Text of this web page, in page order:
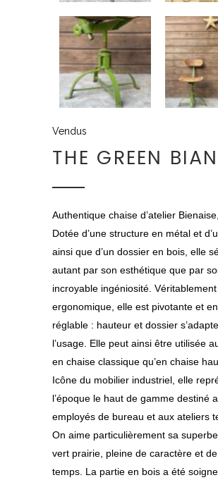
Vendus
THE GREEN
Authentique chaise d’atelier Bienaise
Dotée d’une structure en métal et
ainsi que d’un dossier en bois, elle
autant par son esthétique que par
incroyable ingéniosité. Véritablement
ergonomique, elle est pivotante et
réglable : hauteur et dossier
l’usage. Elle peut ainsi être utilisée
en chaise classique qu’en chaise
Icône du mobilier industriel, elle
l’époque le haut de gamme destiné
employés de bureau et aux ateliers
On aime particulièrement sa
vert prairie, pleine de caractère et
temps. La partie en bois a été